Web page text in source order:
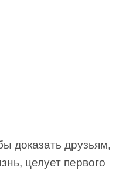
доказать друзьям,
целует первого